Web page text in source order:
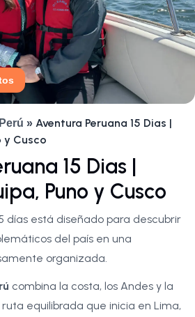
» Aventura Peruana 15 Dias |
y Cusco
15 Dias |
Puno y Cusco
días está diseñado para descubrir
del país en una
organizada.
combina la costa, los Andes y la
equilibrada que inicia en Lima,